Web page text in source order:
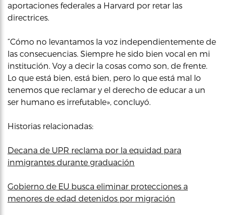
aportaciones federales a Harvard por retar las
directrices.
“Cómo no levantamos la voz independientemente de
las consecuencias. Siempre he sido bien vocal en mi
institución. Voy a decir la cosas como son, de frente.
Lo que está bien, está bien, pero lo que está mal lo
tenemos que reclamar y el derecho de educar a un
ser humano es irrefutable», concluyó.
Historias relacionadas:
Decana de UPR reclama por la equidad para
inmigrantes durante graduación
Gobierno de EU busca eliminar protecciones a
menores de edad detenidos por migración